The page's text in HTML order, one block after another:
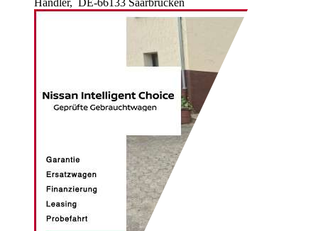
Händler, DE-66133 Saarbrücken